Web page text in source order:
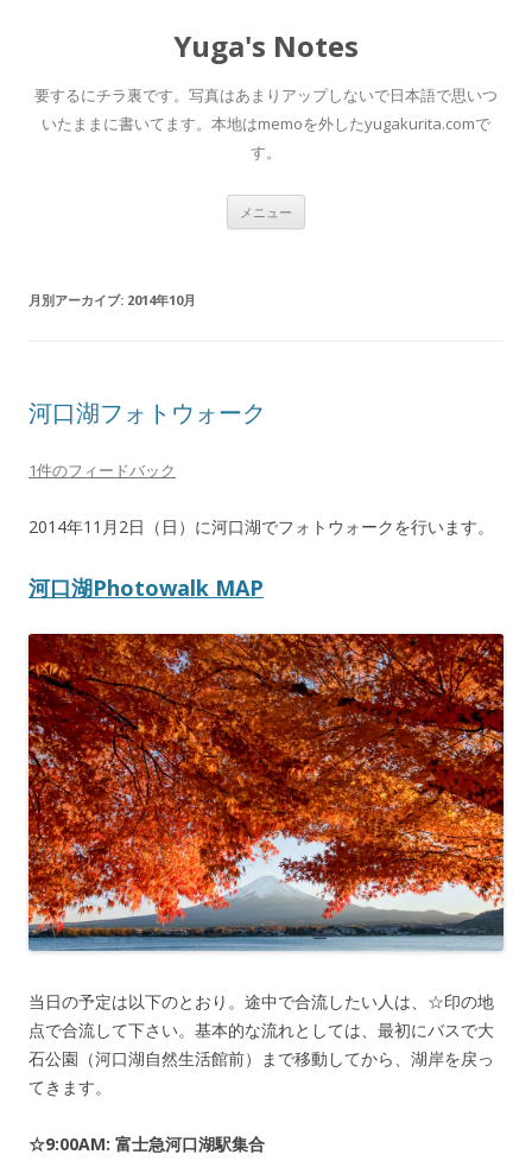
Yuga's Notes
要するにチラ裏です。写真はあまりアップしないで日本語で思いつ
いたままに書いてます。本地はmemoを外したyugakurita.comで
す。
メニュー
月別アーカイブ: 2014年10月
河口湖フォトウォーク
1件のフィードバック
2014年11月2日（日）に河口湖でフォトウォークを行います。
河口湖Photowalk MAP
当日の予定は以下のとおり。途中で合流したい人は、☆印の地
点で合流して下さい。基本的な流れとしては、最初にバスで大
石公園（河口湖自然生活館前）まで移動してから、湖岸を戻っ
てきます。
☆9:00AM: 富士急河口湖駅集合